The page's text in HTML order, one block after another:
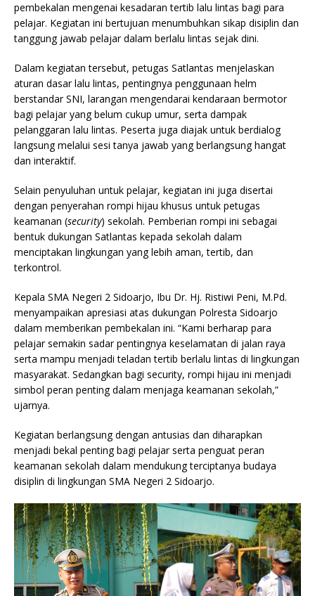
pembekalan mengenai kesadaran tertib lalu lintas bagi para
pelajar. Kegiatan ini bertujuan menumbuhkan sikap disiplin dan
tanggung jawab pelajar dalam berlalu lintas sejak dini.
Dalam kegiatan tersebut, petugas Satlantas menjelaskan
aturan dasar lalu lintas, pentingnya penggunaan helm
berstandar SNI, larangan mengendarai kendaraan bermotor
bagi pelajar yang belum cukup umur, serta dampak
pelanggaran lalu lintas. Peserta juga diajak untuk berdialog
langsung melalui sesi tanya jawab yang berlangsung hangat
dan interaktif.
Selain penyuluhan untuk pelajar, kegiatan ini juga disertai
dengan penyerahan rompi hijau khusus untuk petugas
keamanan (security) sekolah. Pemberian rompi ini sebagai
bentuk dukungan Satlantas kepada sekolah dalam
menciptakan lingkungan yang lebih aman, tertib, dan
terkontrol.
Kepala SMA Negeri 2 Sidoarjo, Ibu Dr. Hj. Ristiwi Peni, M.Pd.
menyampaikan apresiasi atas dukungan Polresta Sidoarjo
dalam memberikan pembekalan ini. “Kami berharap para
pelajar semakin sadar pentingnya keselamatan di jalan raya
serta mampu menjadi teladan tertib berlalu lintas di lingkungan
masyarakat. Sedangkan bagi security, rompi hijau ini menjadi
simbol peran penting dalam menjaga keamanan sekolah,”
ujarnya.
Kegiatan berlangsung dengan antusias dan diharapkan
menjadi bekal penting bagi pelajar serta penguat peran
keamanan sekolah dalam mendukung terciptanya budaya
disiplin di lingkungan SMA Negeri 2 Sidoarjo.